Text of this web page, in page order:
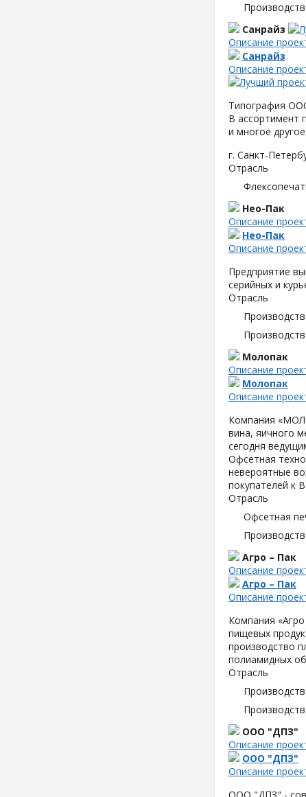
Санрайз
Описание
Санрайз
Описание
Типография
В ассортимент
и многое другое.
г. Санкт-
Отрасль
Нео-Пак
Описание
Нео-Пак
Описание
Предприятие
серийных и
Отрасль
Молопак
Описание
Молопак
Описание
Компания
вина, яичного
сегодня
Офсетная
невероятные
покупателей к
Отрасль
Офсетная
Агро – Пак
Описание
Агро – Пак
Описание
Компания
пищевых
производство
полиамидных
Отрасль
ООО "ДПЗ"
Описание
ООО "ДПЗ"
Описание